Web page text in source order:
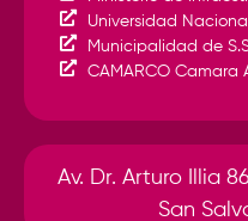
Universidad
Municipalidad de
CAMARCO Camara
Av. Dr. Arturo Illia
San